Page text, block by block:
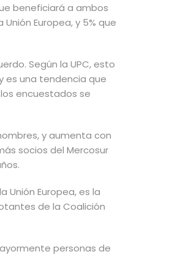
beneficiará a ambos
Europea, y 5% que
Según la UPC, esto
es una tendencia que
encuestados se
y aumenta con
socios del Mercosur
Europea, es la
de la Coalición
personas de